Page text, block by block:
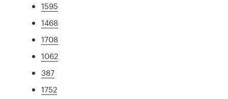
1595
1468
1708
1062
387
1752